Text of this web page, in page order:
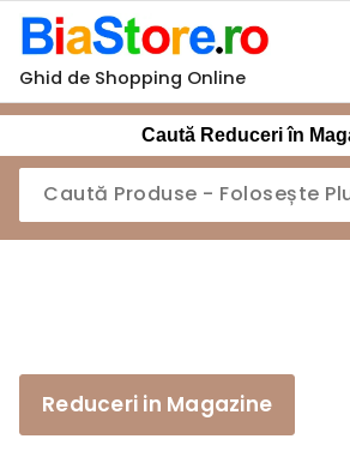
Sari
conținut
Ghid de Shopping Online
Caută Reduceri în
Reduceri in Magazine